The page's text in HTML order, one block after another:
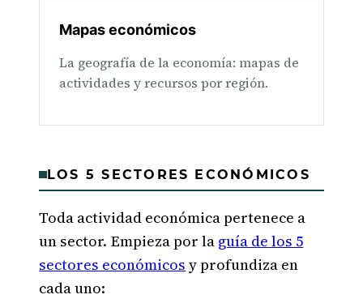
Mapas económicos
La geografía de la economía: mapas de
actividades y recursos por región.
LOS 5 SECTORES ECONÓMICOS
Toda actividad económica pertenece a
un sector. Empieza por la guía de los 5
sectores económicos y profundiza en
cada uno: